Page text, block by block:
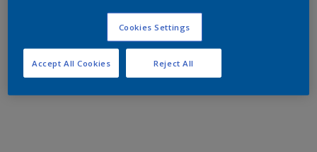
Cookies Settings
Reject All
Accept All Cookies